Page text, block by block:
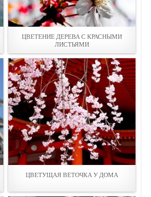
ЦВЕТЕНИЕ ДЕРЕВА С КРАСНЫМИ
ЛИСТЬЯМИ
ЦВЕТУЩАЯ ВЕТОЧКА У ДОМА